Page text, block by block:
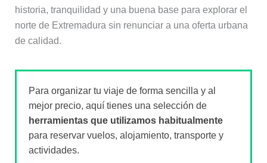
historia, tranquilidad y una buena base para explorar el
norte de Extremadura sin renunciar a una oferta urbana
de calidad.
Para organizar tu viaje de forma sencilla y al
mejor precio, aquí tienes una selección de
herramientas que utilizamos habitualmente
para reservar vuelos, alojamiento, transporte y
actividades.